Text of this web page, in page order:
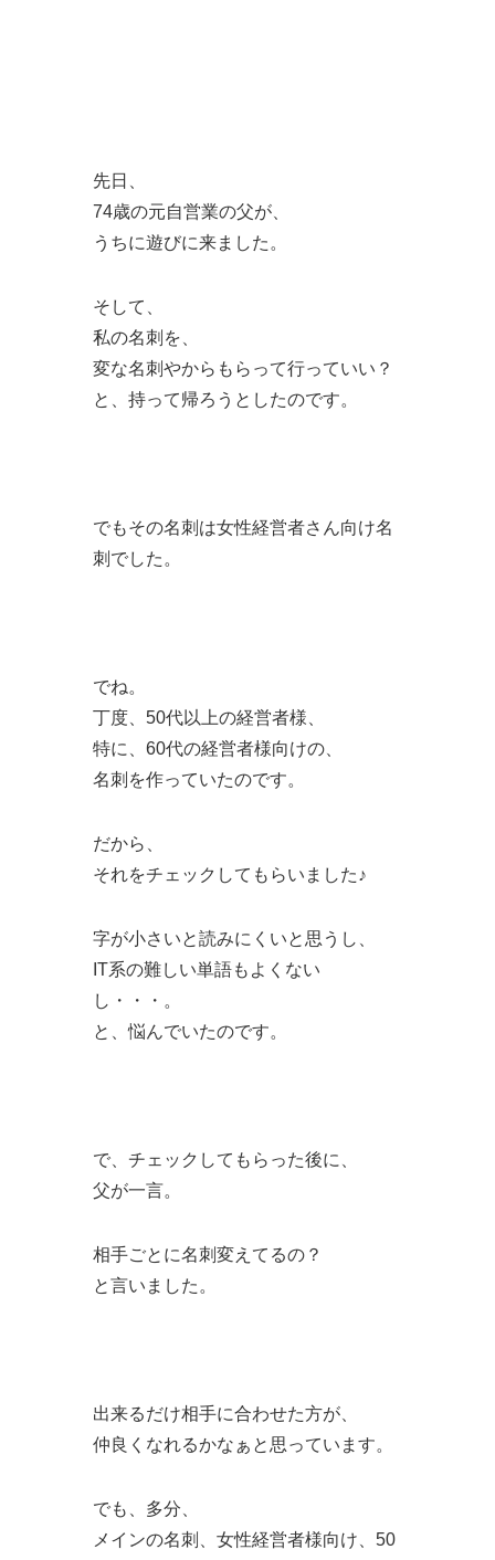
先日、
74歳の元自営業の父が、
うちに遊びに来ました。
そして、
私の名刺を、
変な名刺やからもらって行っていい？
と、持って帰ろうとしたのです。
でもその名刺は女性経営者さん向け名
刺でした。
でね。
丁度、50代以上の経営者様、
特に、60代の経営者様向けの、
名刺を作っていたのです。
だから、
それをチェックしてもらいました♪
字が小さいと読みにくいと思うし、
IT系の難しい単語もよくない
し・・・。
と、悩んでいたのです。
で、チェックしてもらった後に、
父が一言。
相手ごとに名刺変えてるの？
と言いました。
出来るだけ相手に合わせた方が、
仲良くなれるかなぁと思っています。
でも、多分、
メインの名刺、女性経営者様向け、50